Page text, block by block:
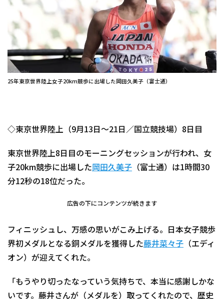
25年東京世界陸上女子20km競歩に出場した岡田久美子（富士通）
◇東京世界陸上（9月13日～21日／国立競技場）8日目
東京世界陸上8日目のモーニングセッションが行われ、女
子20km競歩に出場した 岡田久美子 （富士通）は1時間30
分12秒の18位だった。
広告の下にコンテンツが続きます
フィニッシュし、万感の思いがこみ上げる。日本女子競歩
界初メダルとなる銅メダルを獲得した藤井菜々子 （エディ
オン）が迎えてくれた。
「もうやり切ったなっていう気持ちで、本当に感謝しかな
いです。藤井さんが（メダルを）取ってくれたので、歴史